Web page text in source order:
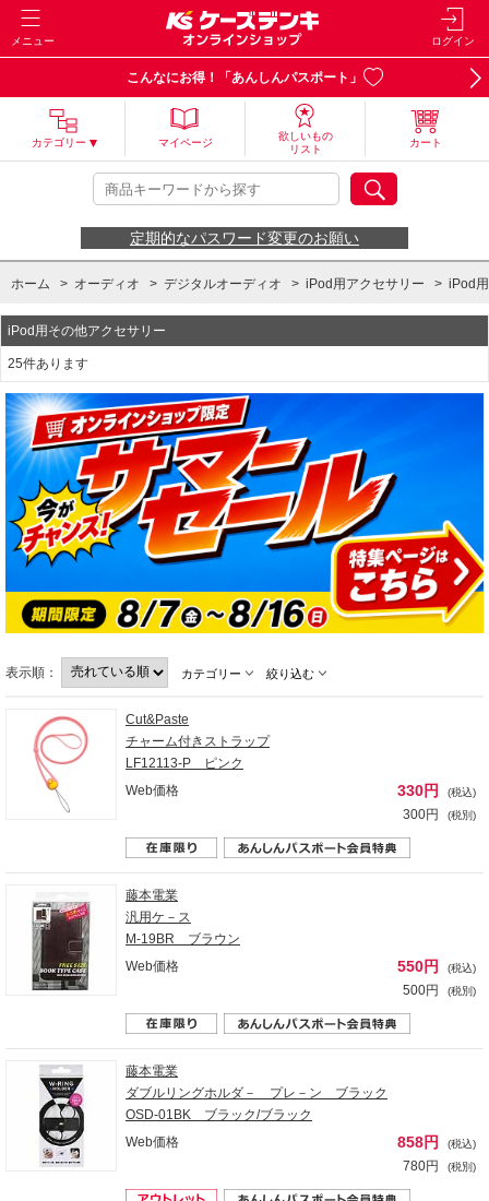
メニュー ログイン
こんなにお得！「あんしんパスポート」
カテゴリー マイページ
欲しいもの
リスト
カート
定期的なパスワード変更のお願い
ホーム > オーディオ > デジタルオーディオ > iPod用アクセサリー > iPod
iPod用その他アクセサリー
25件あります
表示順： カテゴリー 絞り込む
Cut&Paste
チャーム付きストラップ
LF12113-P ピンク
Web価格
330円 (税込)
300円 (税別)
藤本電業
汎用ケ－ス
M-19BR ブラウン
Web価格
550円 (税込)
500円 (税別)
藤本電業
ダブルリングホルダ－ プレ－ン ブラック
OSD-01BK ブラック/ブラック
Web価格
858円 (税込)
780円 (税別)